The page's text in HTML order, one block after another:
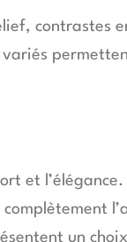
contrastes
variés
et l’élégance.
un